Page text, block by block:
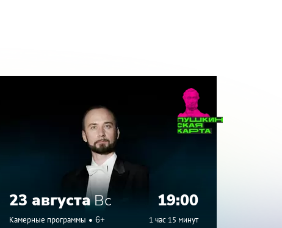
23 августаВс 19:00
Камерные программы 6+ 1 час 15 минут